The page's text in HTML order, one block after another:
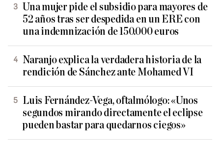
Una mujer pide el subsidio para mayores de
52 años tras ser despedida en un ERE con
una indemnización de 150.000 euros
Naranjo explica la verdadera historia de la
rendición de Sánchez ante Mohamed VI
Luis Fernández-Vega, oftalmólogo: «Unos
segundos mirando directamente el eclipse
pueden bastar para quedarnos ciegos»